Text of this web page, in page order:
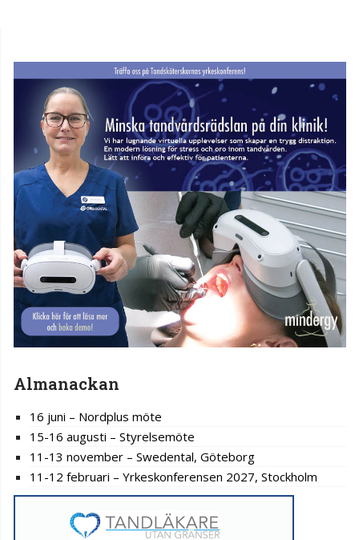
Almanackan
16 juni – Nordplus möte
15-16 augusti – Styrelsemöte
11-13 november – Swedental, Göteborg
11-12 februari – Yrkeskonferensen 2027, Stockholm